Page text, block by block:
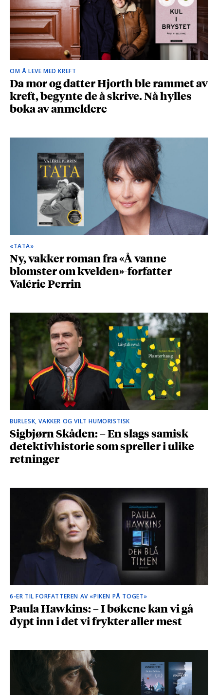
OM Å LEVE MED KREFT
Da mor og datter Hjorth ble rammet av
kreft, begynte de å skrive. Nå hylles
boka av anmeldere
«TATA»
Ny, vakker roman fra «Å vanne
blomster om kvelden»-forfatter
Valérie Perrin
BURLESK, VAKKER OG VILT HUMORISTISK
Sigbjørn Skåden: – En slags samisk
detektivhistorie som spreller i ulike
retninger
6-ER TIL FORFATTEREN AV «PIKEN PÅ TOGET»
Paula Hawkins: – I bøkene kan vi gå
dypt inn i det vi frykter aller mest